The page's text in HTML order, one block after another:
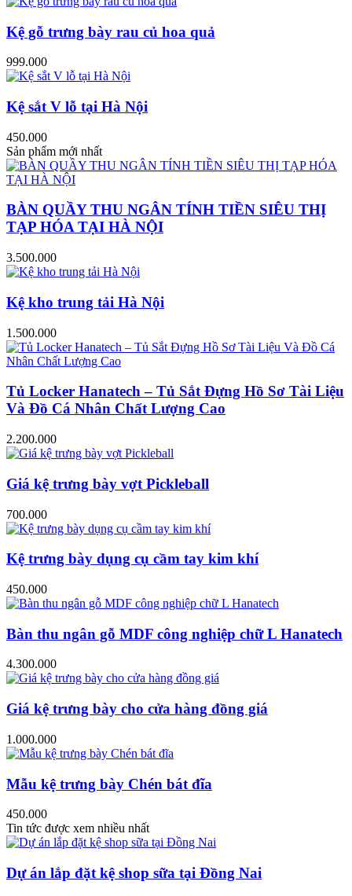
Kệ gỗ trưng bày rau củ hoa quả
999.000
Kệ sắt V lỗ tại Hà Nội
450.000
Sản phẩm mới nhất
BÀN QUẦY THU NGÂN TÍNH TIỀN SIÊU THỊ
TẠP HÓA TẠI HÀ NỘI
3.500.000
Kệ kho trung tải Hà Nội
1.500.000
Tủ Locker Hanatech – Tủ Sắt Đựng Hồ Sơ Tài Liệu
Và Đồ Cá Nhân Chất Lượng Cao
2.200.000
Giá kệ trưng bày vợt Pickleball
700.000
Kệ trưng bày dụng cụ cầm tay kim khí
450.000
Bàn thu ngân gỗ MDF công nghiệp chữ L Hanatech
4.300.000
Giá kệ trưng bày cho cửa hàng đồng giá
1.000.000
Mẫu kệ trưng bày Chén bát đĩa
450.000
Tin tức được xem nhiều nhất
Dự án lắp đặt kệ shop sữa tại Đồng Nai